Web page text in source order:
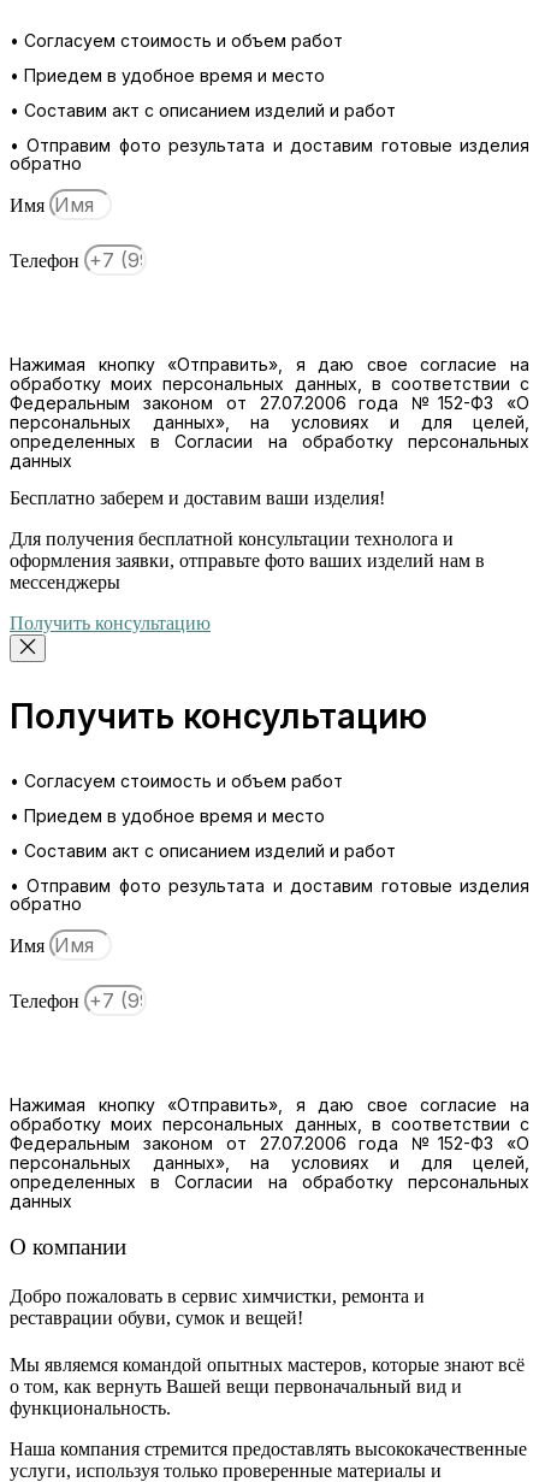
• Согласуем стоимость и объем работ
• Приедем в удобное время и место
• Составим акт с описанием изделий и работ
• Отправим фото результата и доставим готовые изделия
обратно
Имя
Телефон
Нажимая кнопку «Отправить», я даю свое согласие на
обработку моих персональных данных, в соответствии с
Федеральным законом от 27.07.2006 года №152-ФЗ «О
персональных данных», на условиях и для целей,
определенных в Согласии на обработку персональных
данных
Бесплатно заберем и доставим ваши изделия!
Для получения бесплатной консультации технолога и
оформления заявки, отправьте фото ваших изделий нам в
мессенджеры
Получить консультацию
Получить консультацию
• Согласуем стоимость и объем работ
• Приедем в удобное время и место
• Составим акт с описанием изделий и работ
• Отправим фото результата и доставим готовые изделия
обратно
Имя
Телефон
Нажимая кнопку «Отправить», я даю свое согласие на
обработку моих персональных данных, в соответствии с
Федеральным законом от 27.07.2006 года №152-ФЗ «О
персональных данных», на условиях и для целей,
определенных в Согласии на обработку персональных
данных
О компании
Добро пожаловать в сервис химчистки, ремонта и
реставрации обуви, сумок и вещей!
Мы являемся командой опытных мастеров, которые знают всё
о том, как вернуть Вашей вещи первоначальный вид и
функциональность.
Наша компания стремится предоставлять высококачественные
услуги, используя только проверенные материалы и